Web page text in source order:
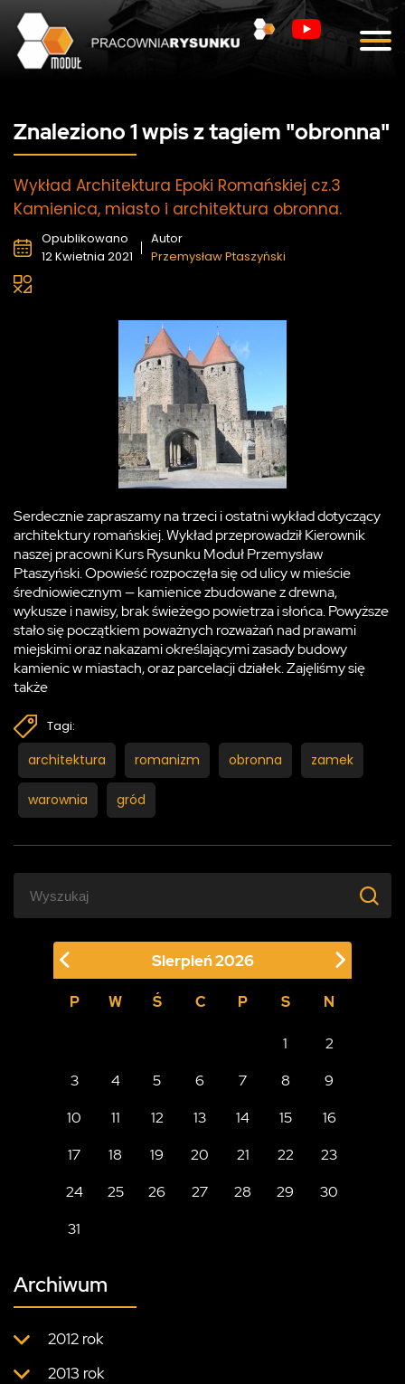
Kontakt
Znaleziono 1 wpis z tagiem "obronna"
Wykład Architektura Epoki Romańskiej cz.3
Kamienica, miasto i architektura obronna.
Opublikowano
12 Kwietnia 2021
Autor
Przemysław Ptaszyński
Serdecznie zapraszamy na trzeci i ostatni wykład dotyczący
architektury romańskiej. Wykład przeprowadził Kierownik
naszej pracowni Kurs Rysunku Moduł Przemysław
Ptaszyński. Opowieść rozpoczęła się od ulicy w mieście
średniowiecznym — kamienice zbudowane z drewna,
wykusze i nawisy, brak świeżego powietrza i słońca. Powyższe
stało się początkiem poważnych rozważań nad prawami
miejskimi oraz nakazami określającymi zasady budowy
kamienic w miastach, oraz parcelacji działek. Zajęliśmy się
także
Tagi:
architektura romanizm obronna zamek
warownia gród
Sierpień2026
P W Ś C P S N
1
2
3
4 5 6 7 8
9
10
11 12 13 14 15
16
17
18 19 20 21 22
23
24
25 26 27 28 29
30
31
Archiwum
2012 rok
2013 rok